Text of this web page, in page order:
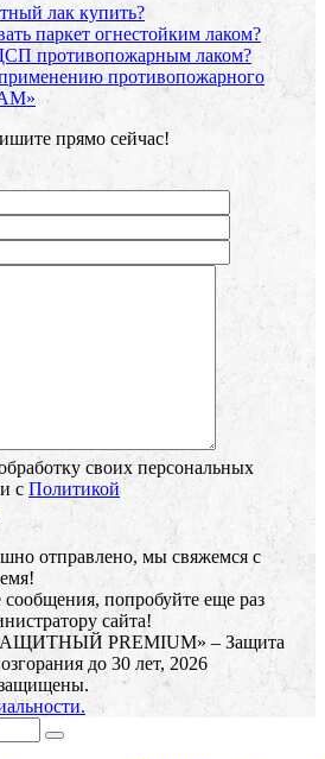
лак купить?
паркет огнестойким лаком?
противопожарным лаком?
противопожарного
прямо сейчас!
своих персональных
с Политикой
отправлено, мы свяжемся с
попробуйте еще раз
сайта!
PREMIUM» – Защита
до 30 лет, 2026